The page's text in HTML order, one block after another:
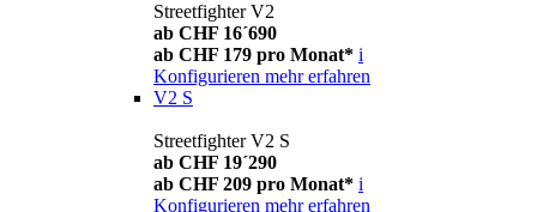
Streetfighter V2
ab CHF 16´690
ab CHF 179 pro Monat* i
Konfigurieren mehr erfahren
V2 S
Streetfighter V2 S
ab CHF 19´290
ab CHF 209 pro Monat* i
Konfigurieren mehr erfahren